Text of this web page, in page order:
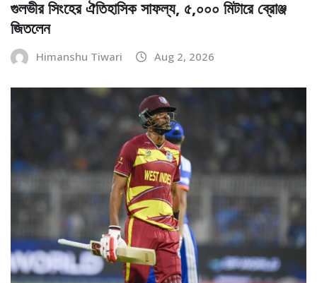
গুলভীর সিংহের ঐতিহাসিক সাফল্য, ৫,০০০ মিটারে ব্রোঞ্জ
জিতলেন
Himanshu Tiwari Aug 2, 2026